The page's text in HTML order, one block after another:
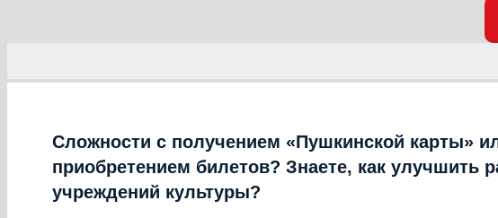
Сложности с получением «Пушкинской карты»
приобретением билетов? Знаете, как улучшить
учреждений культуры?